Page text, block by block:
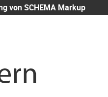
von SCHEMA Markup